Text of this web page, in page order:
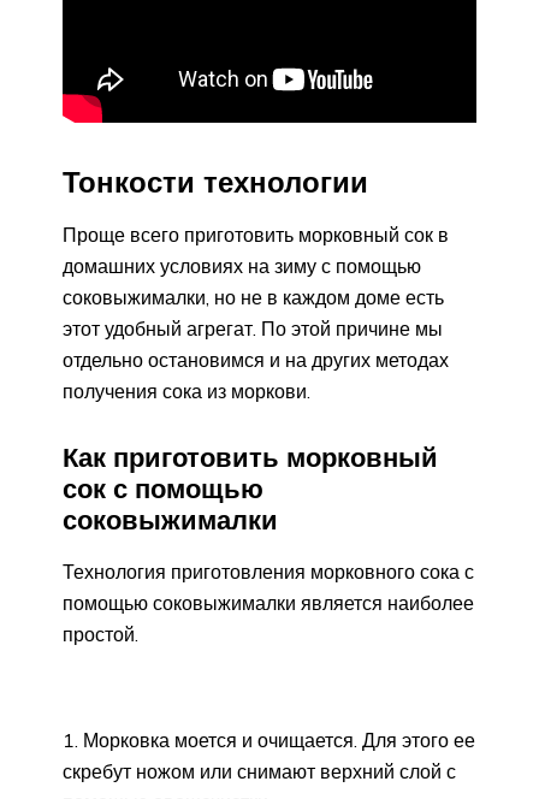
Тонкости технологии
Проще всего приготовить морковный сок в
домашних условиях на зиму с помощью
соковыжималки, но не в каждом доме есть
этот удобный агрегат. По этой причине мы
отдельно остановимся и на других методах
получения сока из моркови.
Как приготовить морковный
сок с помощью
соковыжималки
Технология приготовления морковного сока с
помощью соковыжималки является наиболее
простой.
Морковка моется и очищается. Для этого ее
скребут ножом или снимают верхний слой с